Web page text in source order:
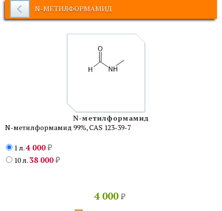
N-МЕТИЛФОРМАМИД
N-метилформамид
N-метилформамид 99%, CAS 123-39-7
1 л.4 000 ₽
10 л. 38 000 ₽
4 000 ₽